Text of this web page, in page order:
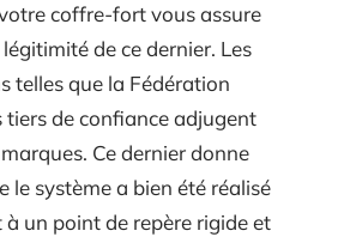
coffre-fort vous assure
de ce dernier. Les
telles que la Fédération
tiers de confiance adjugent
Ce dernier donne
le système a bien été réalisé
un point de repère rigide et